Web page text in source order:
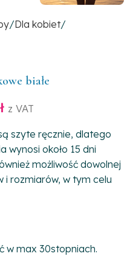
Dla kobiet
białe
z VAT
szyte ręcznie, dlatego
wynosi około 15 dni
możliwość dowolnej
i rozmiarów, w tym celu
w max 30stopniach.